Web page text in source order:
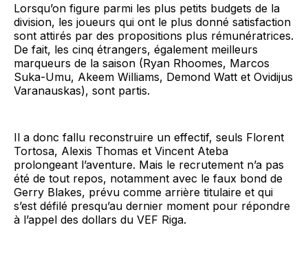
Lorsqu’on figure parmi les plus petits budgets de la
division, les joueurs qui ont le plus donné satisfaction
sont attirés par des propositions plus rémunératrices.
De fait, les cinq étrangers, également meilleurs
marqueurs de la saison (Ryan Rhoomes, Marcos
Suka-Umu, Akeem Williams, Demond Watt et Ovidijus
Varanauskas), sont partis.
Il a donc fallu reconstruire un effectif, seuls Florent
Tortosa, Alexis Thomas et Vincent Ateba
prolongeant l’aventure. Mais le recrutement n’a pas
été de tout repos, notamment avec le faux bond de
Gerry Blakes, prévu comme arrière titulaire et qui
s’est défilé presqu’au dernier moment pour répondre
à l’appel des dollars du VEF Riga.